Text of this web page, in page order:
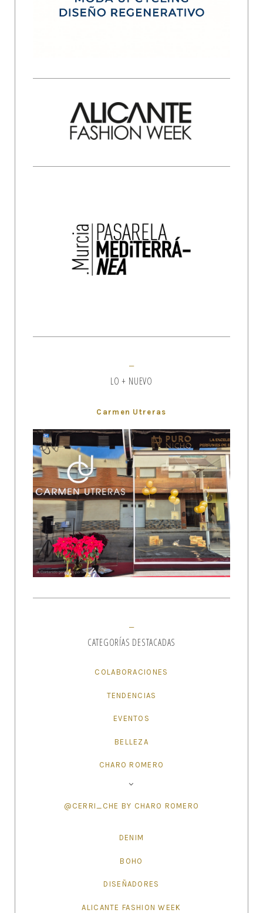
LO + NUEVO
Carmen Utreras
CATEGORÍAS DESTACADAS
COLABORACIONES
TENDENCIAS
EVENTOS
BELLEZA
CHARO ROMERO
@CERRI_CHE BY CHARO ROMERO
DENIM
BOHO
DISEÑADORES
ALICANTE FASHION WEEK